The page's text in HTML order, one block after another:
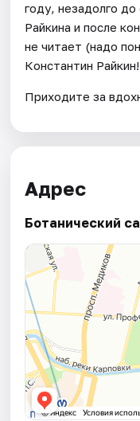
году, незадолго
Райкина и после
не читает (надо
Константин
Приходите за
Адрес
Ботанический